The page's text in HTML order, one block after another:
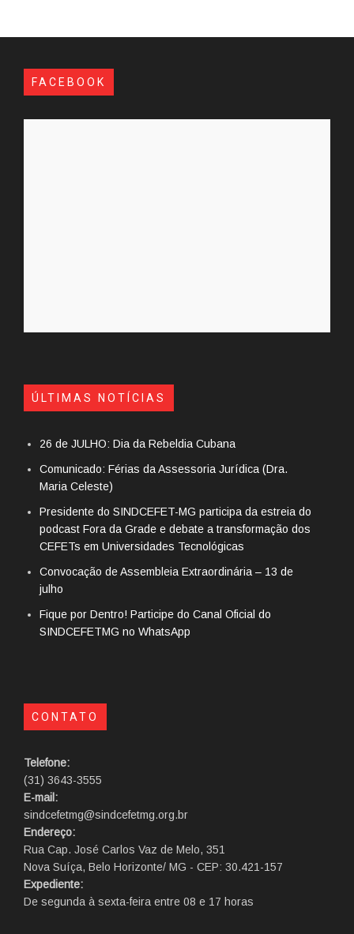
FACEBOOK
ÚLTIMAS NOTÍCIAS
26 de JULHO: Dia da Rebeldia Cubana
Comunicado: Férias da Assessoria Jurídica (Dra.
Maria Celeste)
Presidente do SINDCEFET-MG participa da estreia do
podcast Fora da Grade e debate a transformação dos
CEFETs em Universidades Tecnológicas
Convocação de Assembleia Extraordinária – 13 de
julho
Fique por Dentro! Participe do Canal Oficial do
SINDCEFETMG no WhatsApp
CONTATO
Telefone:
(31) 3643-3555
E-mail:
sindcefetmg@sindcefetmg.org.br
Endereço:
Rua Cap. José Carlos Vaz de Melo, 351
Nova Suíça, Belo Horizonte/ MG - CEP: 30.421-157
Expediente:
De segunda à sexta-feira entre 08 e 17 horas